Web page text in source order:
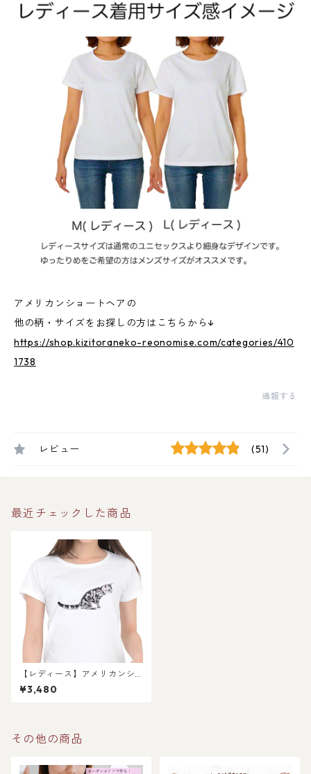
アメリカンショートヘアの
他の柄・サイズをお探しの方はこちらから↓
https://shop.kizitoraneko-reonomise.com/categories/410
1738
通報する
レビュー (51)
最近チェックした商品
【レディース】アメリカンシ
ョートヘア猫の半袖Tシャツ〜
シンプルデザイン〜 / メンズ
¥3,480
その他の商品